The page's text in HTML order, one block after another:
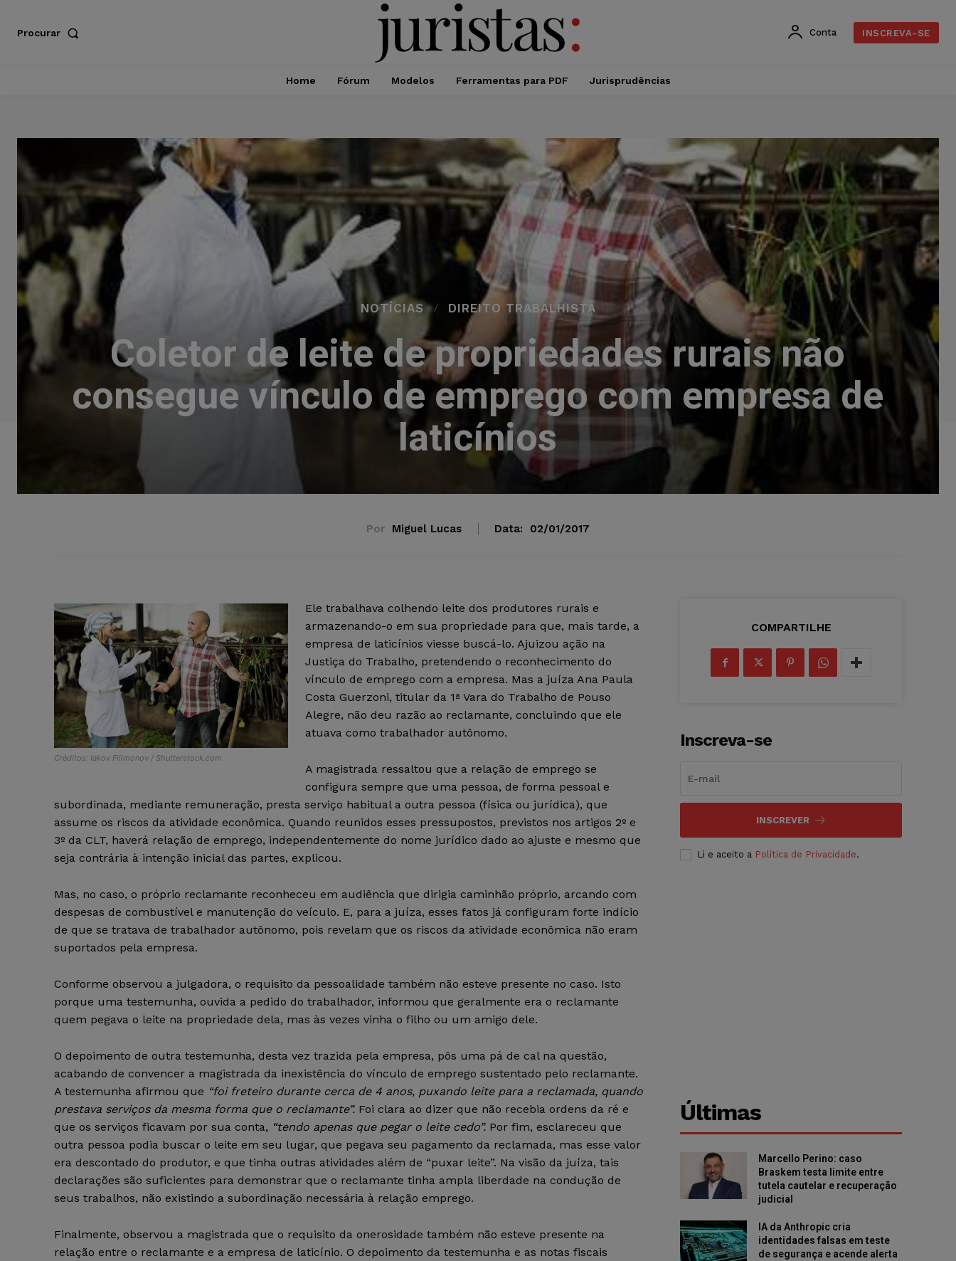
Procurar Conta INSCREVA-SE
Home Fórum Modelos Ferramentas para PDF Jurisprudências
NOTÍCIAS DIREITO TRABALHISTA
Coletor de leite de propriedades rurais não
consegue vínculo de emprego com empresa de
laticínios
Por Miguel Lucas Data: 02/01/2017
Créditos: Iakov Filimonov / Shutterstock.com
Ele trabalhava colhendo leite dos produtores rurais e
armazenando-o em sua propriedade para que, mais tarde, a
empresa de laticínios viesse buscá-lo. Ajuizou ação na
Justiça do Trabalho, pretendendo o reconhecimento do
vínculo de emprego com a empresa. Mas a juíza Ana Paula
Costa Guerzoni, titular da 1ª Vara do Trabalho de Pouso
Alegre, não deu razão ao reclamante, concluindo que ele
atuava como trabalhador autônomo.
A magistrada ressaltou que a relação de emprego se
configura sempre que uma pessoa, de forma pessoal e
subordinada, mediante remuneração, presta serviço habitual a outra pessoa (física ou jurídica), que
assume os riscos da atividade econômica. Quando reunidos esses pressupostos, previstos nos artigos 2º e
3º da CLT, haverá relação de emprego, independentemente do nome jurídico dado ao ajuste e mesmo que
seja contrária à intenção inicial das partes, explicou.
Mas, no caso, o próprio reclamante reconheceu em audiência que dirigia caminhão próprio, arcando com
despesas de combustível e manutenção do veículo. E, para a juíza, esses fatos já configuram forte indício
de que se tratava de trabalhador autônomo, pois revelam que os riscos da atividade econômica não eram
suportados pela empresa.
Conforme observou a julgadora, o requisito da pessoalidade também não esteve presente no caso. Isto
porque uma testemunha, ouvida a pedido do trabalhador, informou que geralmente era o reclamante
quem pegava o leite na propriedade dela, mas às vezes vinha o filho ou um amigo dele.
O depoimento de outra testemunha, desta vez trazida pela empresa, pôs uma pá de cal na questão,
acabando de convencer a magistrada da inexistência do vínculo de emprego sustentado pelo reclamante.
A testemunha afirmou que “foi freteiro durante cerca de 4 anos, puxando leite para a reclamada, quando
prestava serviços da mesma forma que o reclamante”. Foi clara ao dizer que não recebia ordens da ré e
que os serviços ficavam por sua conta, “tendo apenas que pegar o leite cedo”. Por fim, esclareceu que
outra pessoa podia buscar o leite em seu lugar, que pegava seu pagamento da reclamada, mas esse valor
era descontado do produtor, e que tinha outras atividades além de “puxar leite”. Na visão da juíza, tais
declarações são suficientes para demonstrar que o reclamante tinha ampla liberdade na condução de
seus trabalhos, não existindo a subordinação necessária à relação emprego.
Finalmente, observou a magistrada que o requisito da onerosidade também não esteve presente na
relação entre o reclamante e a empresa de laticínio. O depoimento da testemunha e as notas fiscais
COMPARTILHE
Inscreva-se
INSCREVER
Li e aceito a Política de Privacidade.
Últimas
Marcello Perino: caso
Braskem testa limite entre
tutela cautelar e recuperação
judicial
IA da Anthropic cria
identidades falsas em teste
de segurança e acende alerta